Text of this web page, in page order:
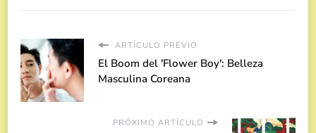
ARTÍCULO PREVIO
El Boom del 'Flower Boy': Belleza
Masculina Coreana
PRÓXIMO ARTÍCULO